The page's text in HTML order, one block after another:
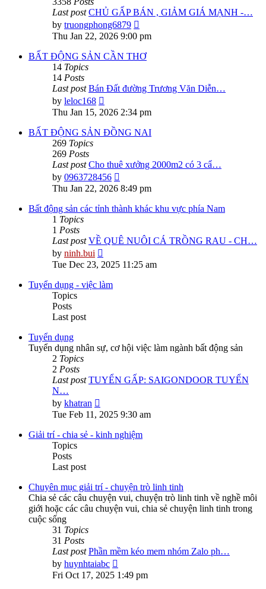
Last post CHỦ GẤP BÁN , GIẢM GIÁ MẠNH -…
by truongphong6879
the
latest
post
Thu Jan 22, 2026 9:00 pm
BẤT ĐỘNG SẢN CẦN THƠ
14 Topics
14 Posts
Last post Bán Đất đường Trương Văn Diễn…
by leloc168
the
post
Thu Jan 15, 2026 2:34 pm
BẤT ĐỘNG SẢN ĐỒNG NAI
269 Topics
269 Posts
Last post Cho thuê xưởng 2000m2 có 3 cẩ…
by 0963728456
the
post
Thu Jan 22, 2026 8:49 pm
Bất động sản các tỉnh thành khác khu vực phía Nam
1 Topics
1 Posts
Last post VỀ QUÊ NUÔI CÁ TRỒNG RAU - CH…
by ninh.bui
the
post
Tue Dec 23, 2025 11:25 am
Tuyển dụng - việc làm
Topics
Posts
Last post
Tuyển dụng
Tuyển dụng nhân sự, cơ hội việc làm ngành bất động sản
2 Topics
2 Posts
Last post TUYỂN GẤP: SAIGONDOOR TUYỂN
N…
by khatran
the
post
Tue Feb 11, 2025 9:30 am
Giải trí - chia sẻ - kinh nghiệm
Topics
Posts
Last post
Chuyên mục giải trí - chuyện trò linh tinh
Chia sẻ các câu chuyện vui, chuyện trò linh tinh về nghề môi
giới hoặc các câu chuyện vui, chia sẻ chuyện linh tinh trong
cuộc sống
31 Topics
31 Posts
Last post Phần mềm kéo mem nhóm Zalo ph…
by huynhtaiabc
the
latest
Fri Oct 17, 2025 1:49 pm